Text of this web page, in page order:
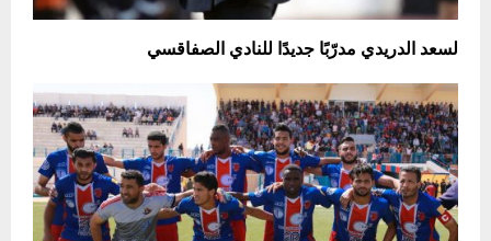
لسعد الدريدي مدرّبًا جديدًا للنادي الصفاقسي